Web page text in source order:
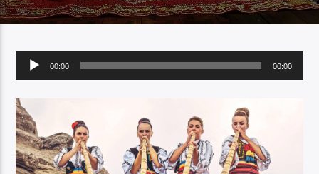
Acum
Madonna
Acum
Supersonic Club
13:00 16:00
Player
audio
00:00 00:00